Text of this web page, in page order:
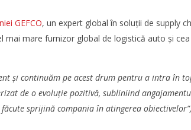
finalizat tranzacția de
WDP își consolidează
piața europeană și
noi proiecte logistice
GEFCO, un expert global în soluții de supply
mare furnizor global de logistică auto și
și continuăm pe acest drum pentru a intra în
de o evoluție pozitivă, subliniind
sprijină compania în atingerea obiectivelor”,